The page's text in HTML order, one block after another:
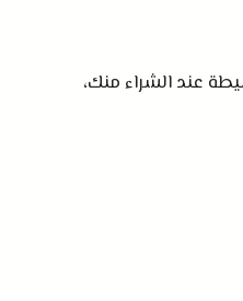
عند الشراء منك،